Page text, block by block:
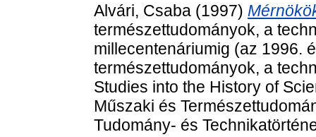
Alvári, Csaba (1997)
természettudományok, a
millecentenáriumig (az 1996.
természettudományok, a
Studies into the History of
Műszaki és
Tudomány- és